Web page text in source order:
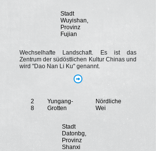
Stadt
Wuyishan,
Provinz
Fujian
Wechselhafte Landschaft. Es ist das
Zentrum der südöstlichen Kultur Chinas und
wird "Dao Nan Li Ku" genannt.
2
8
Yungang-
Grotten
Nördliche
Wei
Stadt
Datonbg,
Provinz
Shanxi